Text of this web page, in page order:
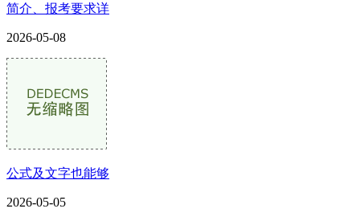
简介、报考要求详
2026-05-08
公式及文字也能够
2026-05-05